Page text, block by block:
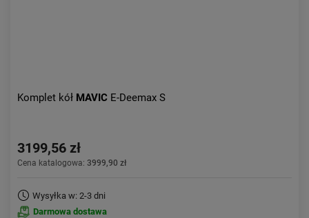
Komplet kół MAVIC E-Deemax S
3199,56 zł
Cena katalogowa: 3999,90 zł
Wysyłka w: 2-3 dni
Darmowa dostawa